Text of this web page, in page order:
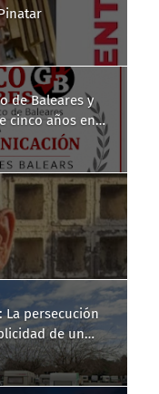
de Baleares y
cinco años en
de les Illes
La persecución
de un